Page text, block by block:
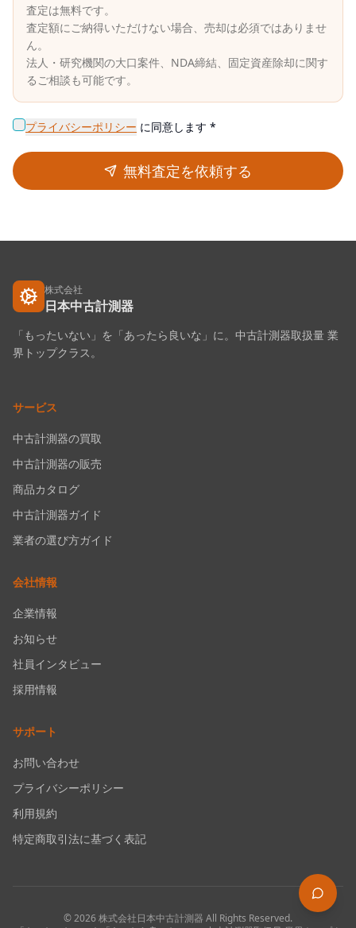
査定は無料です。
査定額にご納得いただけない場合、売却は必須ではありませ
ん。
法人・研究機関の大口案件、NDA締結、固定資産除却に関す
るご相談も可能です。
プライバシーポリシー に同意します *
無料査定を依頼する
株式会社
日本中古計測器
「もったいない」を「あったら良いな」に。中古計測器取扱量 業
界トップクラス。
サービス
中古計測器の買取
中古計測器の販売
商品カタログ
中古計測器ガイド
業者の選び方ガイド
会社情報
企業情報
お知らせ
社員インタビュー
採用情報
サポート
お問い合わせ
プライバシーポリシー
利用規約
特定商取引法に基づく表記
©2026株式会社日本中古計測器 All Rights Reserved.